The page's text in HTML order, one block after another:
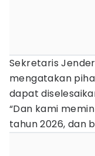
Sekretaris
mengatakan
dapat
“Dan kami
tahun 2026, dan